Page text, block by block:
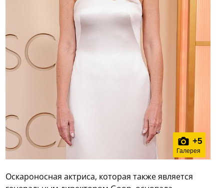
+5
Галерея
Оскароносная актриса, которая также является